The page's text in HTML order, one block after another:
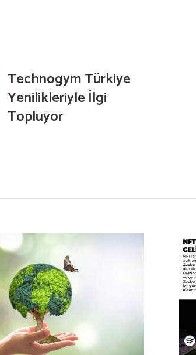
Technogym Türkiye
Yenilikleriyle İlgi
Topluyor